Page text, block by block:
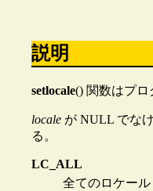
説明
setlocale() 関数はプロ
locale が NULL でな
る。
LC_ALL
全てのロケール